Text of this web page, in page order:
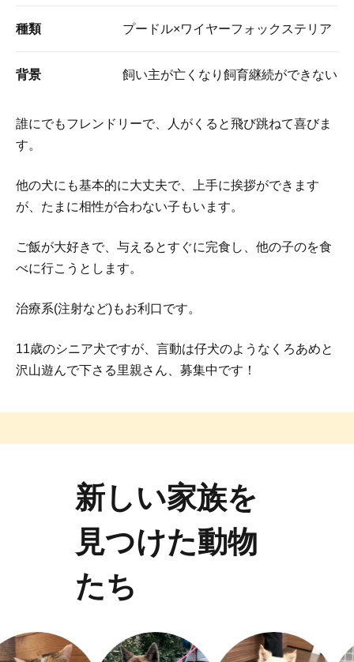
種類 プードル×ワイヤーフォックステリア
背景 飼い主が亡くなり飼育継続ができない
誰にでもフレンドリーで、人がくると飛び跳ねて喜びま
す。
他の犬にも基本的に大丈夫で、上手に挨拶ができます
が、たまに相性が合わない子もいます。
ご飯が大好きで、与えるとすぐに完食し、他の子のを食
べに行こうとします。
治療系(注射など)もお利口です。
11歳のシニア犬ですが、言動は仔犬のようなくろあめと
沢山遊んで下さる里親さん、募集中です！
新しい家族を
見つけた動物
たち